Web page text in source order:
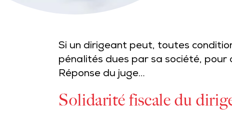
Si un dirigeant peut, toutes
pénalités dues par sa société,
Réponse du juge…
Solidarité fiscale du